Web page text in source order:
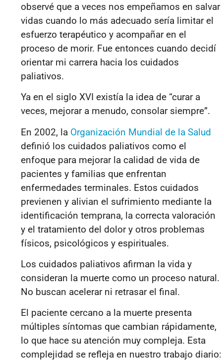
observé que a veces nos empeñamos en salvar
vidas cuando lo más adecuado sería limitar el
esfuerzo terapéutico y acompañar en el
proceso de morir. Fue entonces cuando decidí
orientar mi carrera hacia los cuidados
paliativos.
Ya en el siglo XVI existía la idea de “curar a
veces, mejorar a menudo, consolar siempre”.
En 2002, la Organización Mundial de la Salud
definió los cuidados paliativos como el
enfoque para mejorar la calidad de vida de
pacientes y familias que enfrentan
enfermedades terminales. Estos cuidados
previenen y alivian el sufrimiento mediante la
identificación temprana, la correcta valoración
y el tratamiento del dolor y otros problemas
físicos, psicológicos y espirituales.
Los cuidados paliativos afirman la vida y
consideran la muerte como un proceso natural.
No buscan acelerar ni retrasar el final.
El paciente cercano a la muerte presenta
múltiples síntomas que cambian rápidamente,
lo que hace su atención muy compleja. Esta
complejidad se refleja en nuestro trabajo diario: